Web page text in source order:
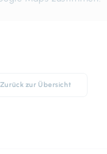
Zurück zur Übersicht